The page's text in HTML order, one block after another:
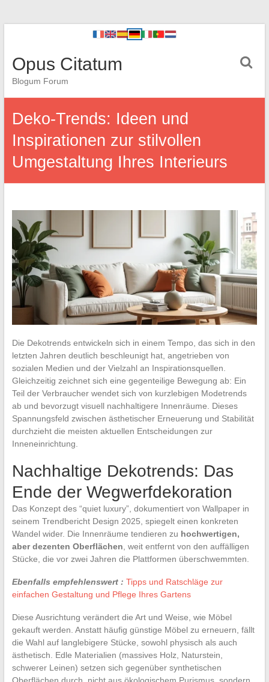
Opus Citatum
Blogum Forum
Deko-Trends: Ideen und
Inspirationen zur stilvollen
Umgestaltung Ihres Interieurs
Die Dekotrends entwickeln sich in einem Tempo, das sich in den
letzten Jahren deutlich beschleunigt hat, angetrieben von
sozialen Medien und der Vielzahl an Inspirationsquellen.
Gleichzeitig zeichnet sich eine gegenteilige Bewegung ab: Ein
Teil der Verbraucher wendet sich von kurzlebigen Modetrends
ab und bevorzugt visuell nachhaltigere Innenräume. Dieses
Spannungsfeld zwischen ästhetischer Erneuerung und Stabilität
durchzieht die meisten aktuellen Entscheidungen zur
Inneneinrichtung.
Nachhaltige Dekotrends: Das
Ende der Wegwerfdekoration
Das Konzept des “quiet luxury”, dokumentiert von Wallpaper in
seinem Trendbericht Design 2025, spiegelt einen konkreten
Wandel wider. Die Innenräume tendieren zu hochwertigen,
aber dezenten Oberflächen , weit entfernt von den auffälligen
Stücke, die vor zwei Jahren die Plattformen überschwemmten.
Ebenfalls empfehlenswert : Tipps und Ratschläge zur
einfachen Gestaltung und Pflege Ihres Gartens
Diese Ausrichtung verändert die Art und Weise, wie Möbel
gekauft werden. Anstatt häufig günstige Möbel zu erneuern, fällt
die Wahl auf langlebigere Stücke, sowohl physisch als auch
ästhetisch. Edle Materialien (massives Holz, Naturstein,
schwerer Leinen) setzen sich gegenüber synthetischen